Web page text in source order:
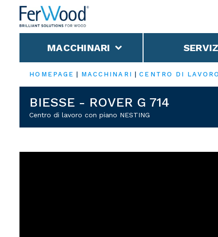
MACCHINARI
HOMEPAGE MACCHINARI |CENTRO DI
BIESSE - ROVER G 714
Centro di lavoro con piano NESTING